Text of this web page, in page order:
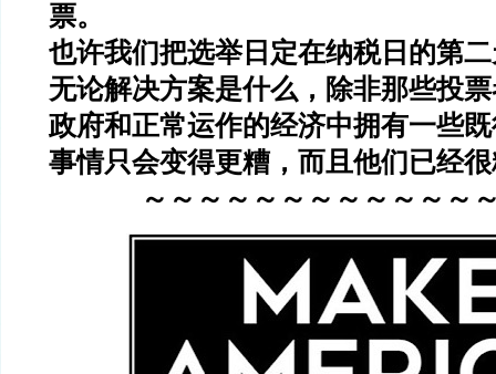
票。
也许我们把选举日定在纳税日的第
无论解决方案是什么，除非那些投
政府和正常运作的经济中拥有一些
事情只会变得更糟，而且他们已经
～～～～～～～～～～～～